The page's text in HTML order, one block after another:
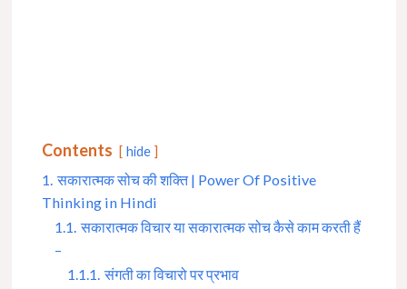
Contents hide
1. सकारात्मक सोच की शक्ति | Power Of Positive
Thinking in Hindi
1.1. सकारात्मक विचार या सकारात्मक सोच कैसे काम करती हैं
–
1.1.1. संगती का विचारो पर प्रभाव